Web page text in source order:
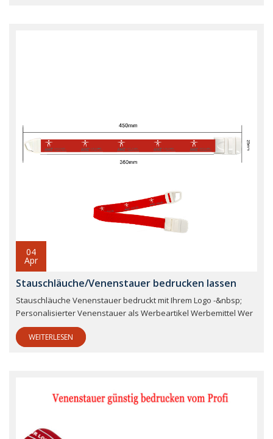
04
Apr
Stauschläuche/Venenstauer bedrucken lassen
Stauschläuche Venenstauer bedruckt mit Ihrem Logo -&nbsp;
Personalisierter Venenstauer als Werbeartikel Werbemittel Wer
WEITERLESEN